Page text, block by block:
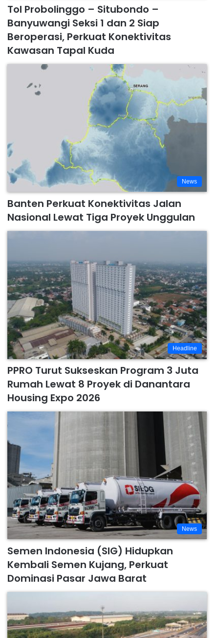
Tol Probolinggo – Situbondo –
Banyuwangi Seksi 1 dan 2 Siap
Beroperasi, Perkuat Konektivitas
Kawasan Tapal Kuda
News
Banten Perkuat Konektivitas Jalan
Nasional Lewat Tiga Proyek Unggulan
Headline
PPRO Turut Sukseskan Program 3 Juta
Rumah Lewat 8 Proyek di Danantara
Housing Expo 2026
News
Semen Indonesia (SIG) Hidupkan
Kembali Semen Kujang, Perkuat
Dominasi Pasar Jawa Barat